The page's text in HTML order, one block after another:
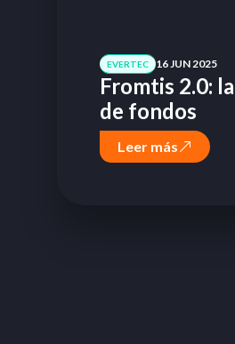
EVERTEC 16 JUN 2025
Fromtis 2.0:
de fondos
Leer más